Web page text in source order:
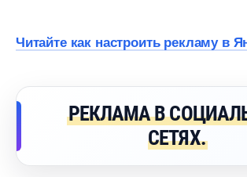
Читайте как настроить рекламу в
РЕКЛАМА В
СЕТЯХ.